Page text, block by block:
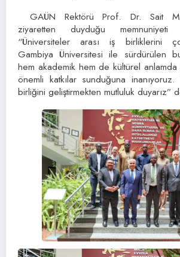
GAÜN Rektörü Prof. Dr. Sait
ziyaretten duyduğu
“Üniversiteler arası iş birliklerini
Gambiya Üniversitesi ile sürdürülen
hem akademik hem de kültürel
önemli katkılar sunduğuna
birliğini geliştirmekten mutluluk duyarız”